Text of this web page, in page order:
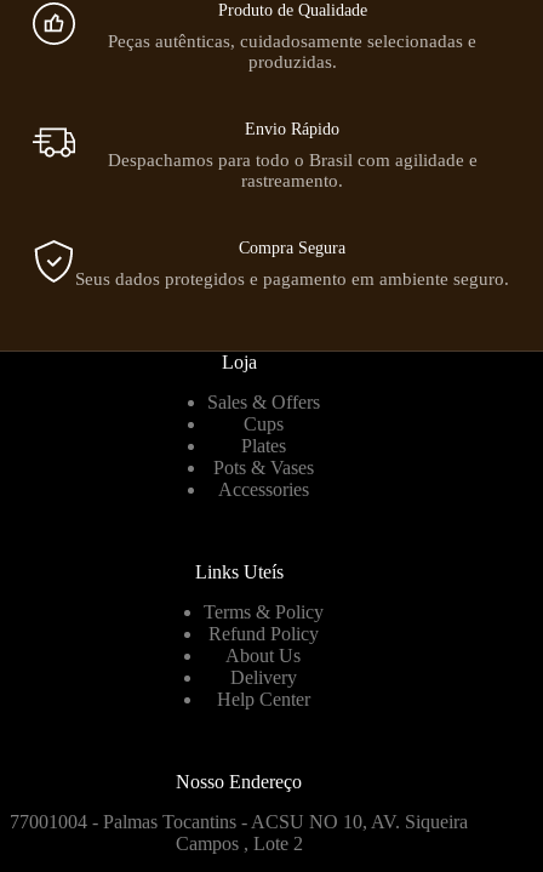
Produto de Qualidade
Peças autênticas, cuidadosamente selecionadas e
produzidas.
Envio Rápido
Despachamos para todo o Brasil com agilidade e
rastreamento.
Compra Segura
Seus dados protegidos e pagamento em ambiente seguro.
Loja
Sales & Offers
Cups
Plates
Pots & Vases
Accessories
Links Uteís
Terms & Policy
Refund Policy
About Us
Delivery
Help Center
Nosso Endereço
77001004 - Palmas Tocantins - ACSU NO 10, AV. Siqueira
Campos , Lote 2